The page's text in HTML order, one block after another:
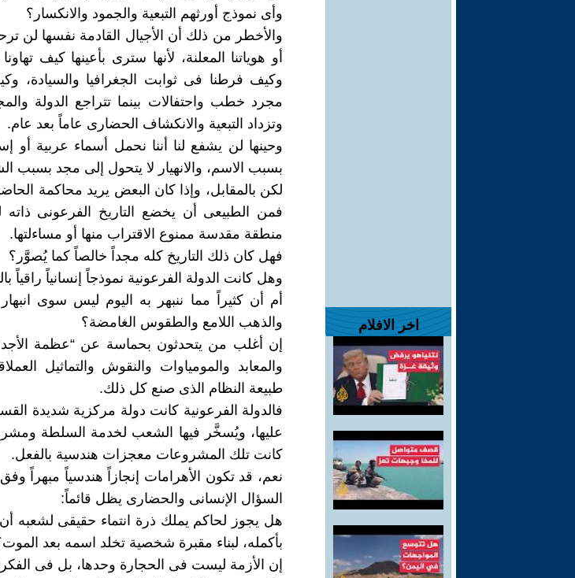
اخر الافلام
وأى نموذج أورثهم التبعية والجمود والانكسار؟
والأخطر من ذلك أن الأجيال القادمة نفسها لن
أو هوياتنا المعلنة، لأنها سترى بأعينها كيف
وكيف فرطنا فى ثوابت الجغرافيا والسيادة،
مجرد خطب واحتفالات بينما تتراجع الدولة
وتزداد التبعية والانكشاف الحضارى عاماً بعد عام.
وحينها لن يشفع لنا أننا نحمل أسماء عربية أو
بسبب الاسم، والانهيار لا يتحول إلى مجد بسبب
لكن بالمقابل، وإذا كان البعض يريد محاكمة الحاضر
فمن الطبيعى أن يخضع التاريخ الفرعونى ذاته
منطقة مقدسة ممنوع الاقتراب منها أو مساءلتها.
فهل كان ذلك التاريخ كله مجداً خالصاً كما يُصوَّر؟
وهل كانت الدولة الفرعونية نموذجاً إنسانياً راقياً
أم أن كثيراً مما ننبهر به اليوم ليس سوى
والذهب اللامع والطقوس الغامضة؟
إن أغلب من يتحدثون بحماسة عن “عظمة
والمعابد والمومياوات والنقوش والتماثيل
طبيعة النظام الذى صنع كل ذلك.
فالدولة الفرعونية كانت دولة مركزية شديدة
عليها، ويُسخَّر فيها الشعب لخدمة السلطة
كانت تلك المشروعات معجزات هندسية بالفعل.
نعم، قد تكون الأهرامات إنجازاً هندسياً مبهراً
السؤال الإنسانى والحضارى يظل قائماً:
هل يجوز لحاكم يملك ذرة انتماء حقيقى لشعبه
بأكمله، لبناء مقبرة شخصية تخلد اسمه بعد
إن الأزمة ليست فى الحجارة وحدها، بل فى